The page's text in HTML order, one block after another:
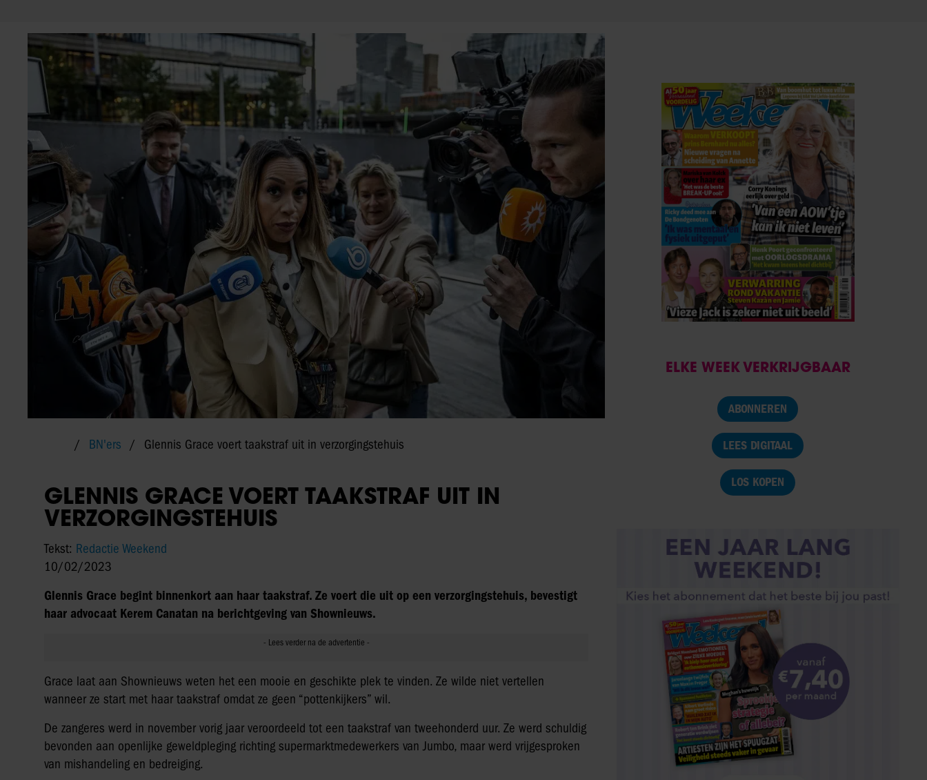
BN'ers Glennis Grace voert taakstraf uit in verzorgingstehuis
GLENNIS GRACE VOERT TAAKSTRAF UIT IN
VERZORGINGSTEHUIS
Tekst: Redactie Weekend
10/02/2023
Glennis Grace begint binnenkort aan haar taakstraf. Ze voert die uit op een verzorgingstehuis, bevestigt
haar advocaat Kerem Canatan na berichtgeving van Shownieuws.
Grace laat aan Shownieuws weten het een mooie en geschikte plek te vinden. Ze wilde niet vertellen
wanneer ze start met haar taakstraf omdat ze geen “pottenkijkers” wil.
De zangeres werd in november vorig jaar veroordeeld tot een taakstraf van tweehonderd uur. Ze werd schuldig
bevonden aan openlijke geweldpleging richting supermarktmedewerkers van Jumbo, maar werd vrijgesproken
van mishandeling en bedreiging.
ELKE WEEK VERKRIJGBAAR
ABONNEREN
LEES DIGITAAL
LOS KOPEN